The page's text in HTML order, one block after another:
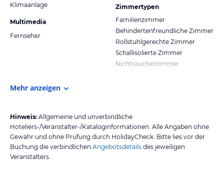
Klimaanlage
Multimedia
Fernseher
Zimmertypen
Familienzimmer
Behindertenfreundliche Zimmer
Rollstuhlgerechte Zimmer
Schallisolierte Zimmer
Nichtraucherzimmer
Mehr anzeigen
Hinweis: Allgemeine und unverbindliche
Hoteliers-/Veranstalter-/Kataloginformationen. Alle Angaben ohne
Gewähr und ohne Prüfung durch HolidayCheck. Bitte lies vor der
Buchung die verbindlichen Angebotsdetails des jeweiligen
Veranstalters.